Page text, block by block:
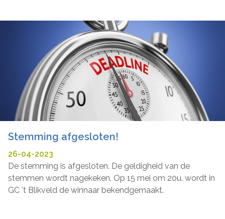
volgens de leeftijdsgroep van de kinderen zodat ze
inhoudelijk aansluiten bij het educatief programma van
de school. Ze plaatst ‘erfgoed in Zellaer’ met succes op
de agenda van scholen in de ruime regio. Fransien is een
ware ambassadeur die enthousiast de rijke geschiedenis
van Kasteel Zellaer promoot bij groot én klein en mee
haar schouders onder de gidsenwerking zet. Daarvoor
verdient ze de Cultuurpluim!
Stemming afgesloten!
26-04-2023
De stemming is afgesloten. De geldigheid van de
stemmen wordt nagekeken. Op 15 mei om 20u. wordt in
GC 't Blikveld de winnaar bekendgemaakt.